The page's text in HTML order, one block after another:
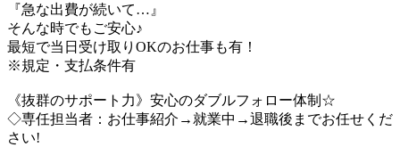
『急な出費が続いて…』
そんな時でもご安心♪
最短で当日受け取りOKのお仕事も有！
※規定・支払条件有
《抜群のサポート力》安心のダブルフォロー体制☆
◇専任担当者：お仕事紹介→就業中→退職後までお任せくだ
さい!